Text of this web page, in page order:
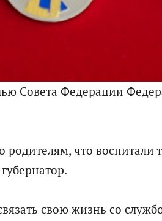
Совета Федерации
родителям, что
свою жизнь со